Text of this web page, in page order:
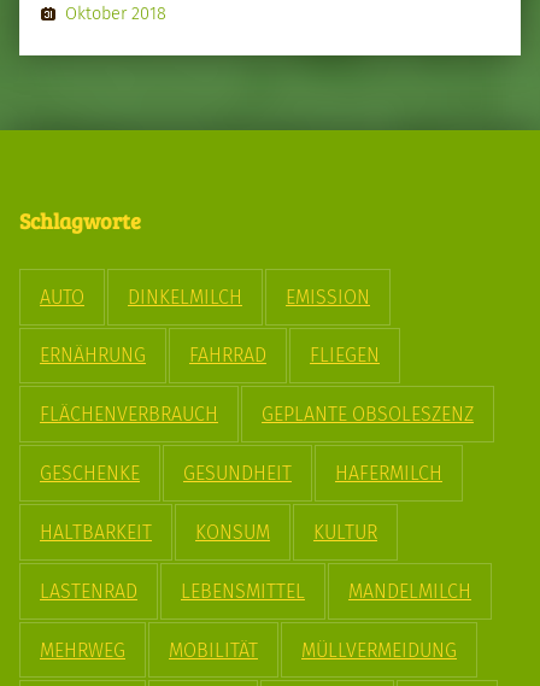
Oktober 2018
Schlagworte
AUTO DINKELMILCH EMISSION
ERNÄHRUNG FAHRRAD FLIEGEN
FLÄCHENVERBRAUCH GEPLANTE OBSOLESZENZ
GESCHENKE GESUNDHEIT HAFERMILCH
HALTBARKEIT KONSUM KULTUR
LASTENRAD LEBENSMITTEL MANDELMILCH
MEHRWEG MOBILITÄT MÜLLVERMEIDUNG